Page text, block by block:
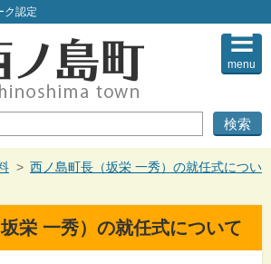
このページの本文へ
ク認定
menu
> 西ノ島町長（坂栄 一秀）の就任式につい
栄 一秀）の就任式について